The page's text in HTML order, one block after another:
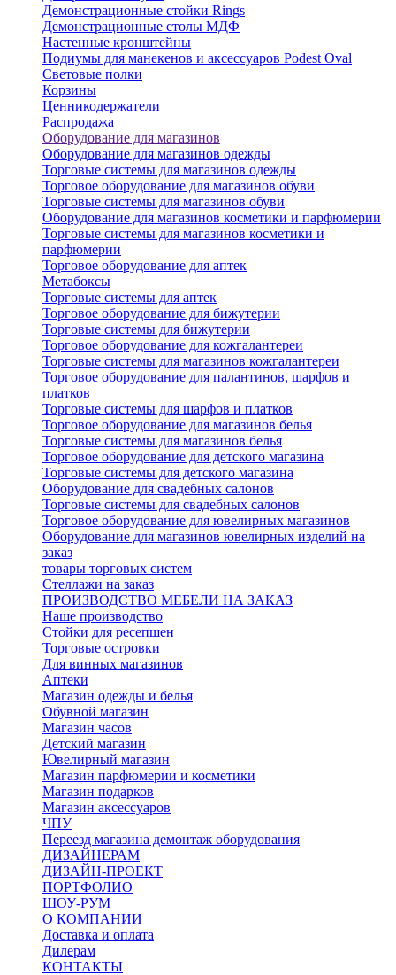
Демонстрационные стойки Rings
Демонстрационные столы МДФ
Настенные кронштейны
Подиумы для манекенов и аксессуаров Podest Oval
Световые полки
Корзины
Ценникодержатели
Распродажа
Оборудование для магазинов
Оборудование для магазинов одежды
Торговые системы для магазинов одежды
Торговое оборудование для магазинов обуви
Торговые системы для магазинов обуви
Оборудование для магазинов косметики и парфюмерии
Торговые системы для магазинов косметики и
парфюмерии
Торговое оборудование для аптек
Метабоксы
Торговые системы для аптек
Торговое оборудование для бижутерии
Торговые системы для бижутерии
Торговое оборудование для кожгалантереи
Торговые системы для магазинов кожгалантереи
Торговое оборудование для палантинов, шарфов и
платков
Торговые системы для шарфов и платков
Торговое оборудование для магазинов белья
Торговые системы для магазинов белья
Торговое оборудование для детского магазина
Торговые системы для детского магазина
Оборудование для свадебных салонов
Торговые системы для свадебных салонов
Торговое оборудование для ювелирных магазинов
Оборудование для магазинов ювелирных изделий на
заказ
товары торговых систем
Стеллажи на заказ
ПРОИЗВОДСТВО МЕБЕЛИ НА ЗАКАЗ
Наше производство
Стойки для ресепшен
Торговые островки
Для винных магазинов
Аптеки
Магазин одежды и белья
Обувной магазин
Магазин часов
Детский магазин
Ювелирный магазин
Магазин парфюмерии и косметики
Магазин подарков
Магазин аксессуаров
ЧПУ
Переезд магазина демонтаж оборудования
ДИЗАЙНЕРАМ
ДИЗАЙН-ПРОЕКТ
ПОРТФОЛИО
ШОУ-РУМ
О КОМПАНИИ
Доставка и оплата
Дилерам
КОНТАКТЫ